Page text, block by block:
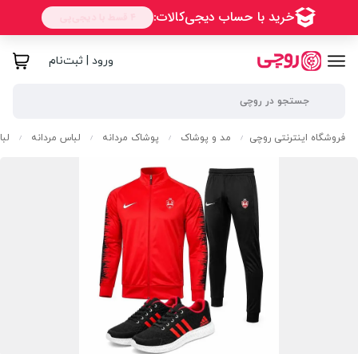
ورود | ثبت‌نام
فروشگاه اینترنتی روچی / مد و پوشاک / پوشاک مردانه / لباس مردانه /